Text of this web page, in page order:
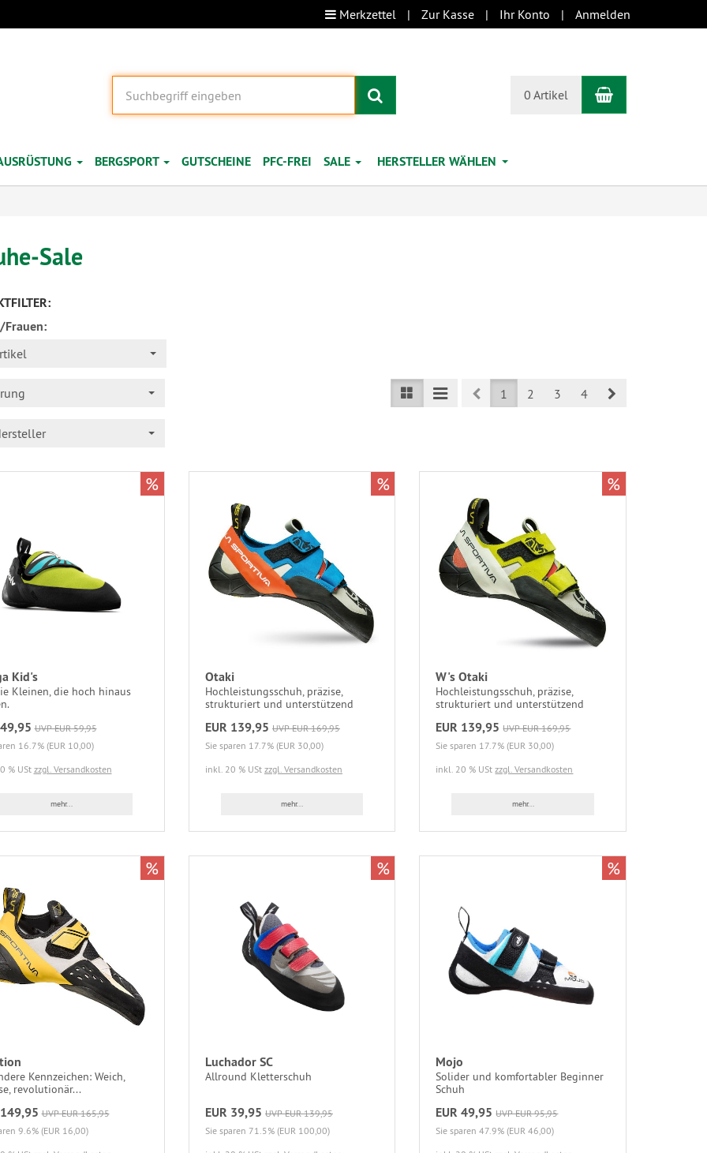
Merkzettel Zur Kasse Ihr Konto Anmelden
0 Artikel Warenkorb
BERGSPORT GUTSCHEINE PFC-FREI SALE HERSTELLER WÄHLEN
Sale
Frauen:
Prev1 2 3 4 Next
Kid's
Kleinen, die hoch hinaus
UVP EUR 59,95
16.7% (EUR 10,00)
% UStzzgl. Versandkosten
mehr...
%
Otaki
Hochleistungsschuh, präzise,
strukturiert und unterstützend
EUR 139,95 UVP EUR 169,95
Sie sparen 17.7% (EUR 30,00)
inkl. 20 % USt zzgl. Versandkosten
mehr...
%
W's Otaki
Hochleistungsschuh, präzise,
strukturiert und unterstützend
EUR 139,95 UVP EUR 169,95
Sie sparen 17.7% (EUR 30,00)
inkl. 20 % UStzzgl. Versandkosten
mehr...
%
Kennzeichen: Weich,
revolutionär...
UVP EUR 165,95
9.6% (EUR 16,00)
%
Luchador SC
Allround Kletterschuh
EUR 39,95 UVP EUR 139,95
Sie sparen 71.5% (EUR 100,00)
%
Mojo
Solider und komfortabler Beginner
Schuh
EUR 49,95 UVP EUR 95,95
Sie sparen 47.9% (EUR 46,00)
%